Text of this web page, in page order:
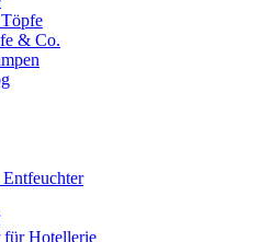
& Co.
für Hotellerie